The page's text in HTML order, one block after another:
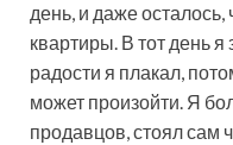
день, и даже
квартиры. В тот день
радости я плакал,
может произойти. Я
продавцов, стоял сам